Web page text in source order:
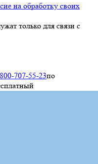
на обработку своих
только для связи с
707-55-23по